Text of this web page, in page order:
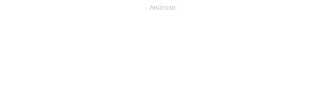
- Anúncio -